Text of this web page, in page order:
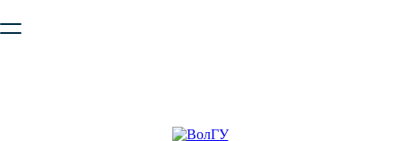
безопасную работу с сайтом. Пожалуйста